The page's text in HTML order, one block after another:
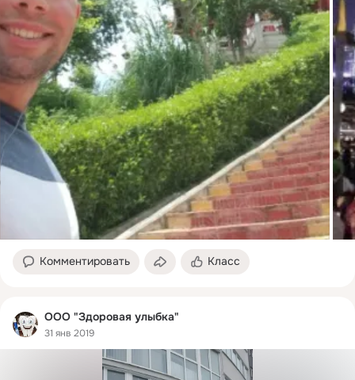
Комментировать Класс
ООО "Здоровая улыбка"
31 янв 2019